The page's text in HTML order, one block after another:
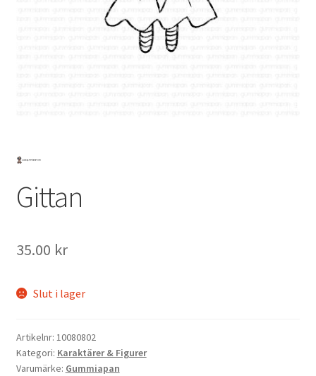
Gittan
35.00 kr
Slut i lager
Artikelnr: 10080802
Kategori: Karaktärer & Figurer
Varumärke: Gummiapan